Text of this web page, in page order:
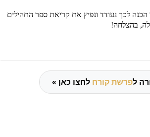
לכך נעודד ונפיץ את קריאת ספר התהילים
בהצלחה!
לפרשת קורח לחצו כאן »